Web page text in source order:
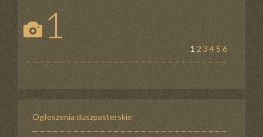
1
1 2 3 4 5 6
Ogłoszenia duszpasterskie